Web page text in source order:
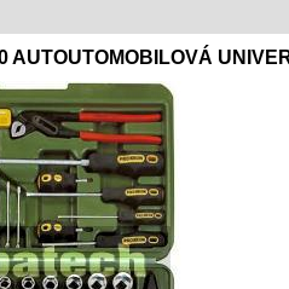
AUTOUTOMOBILOVÁ